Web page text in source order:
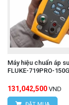
Máy hiệu chuẩn áp
FLUKE-719PRO-
131,042,500 VND